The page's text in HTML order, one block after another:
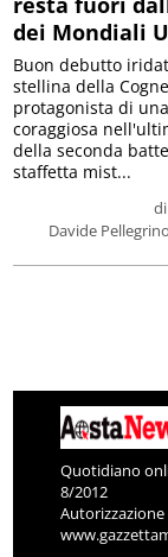
dei Mondiali
di
Davide Pellegrino
Buon debutto
stellina della
protagonista di
coraggiosa
della seconda
staffetta mist...
Quotidiano
8/2012